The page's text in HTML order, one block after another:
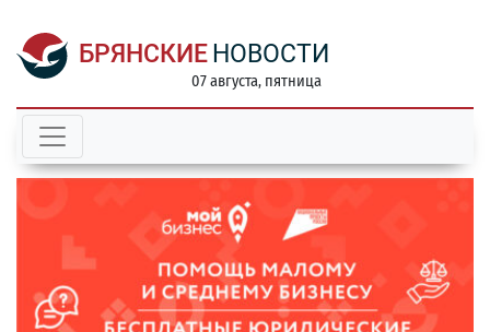
БРЯНСКИЕ НОВОСТИ
07 августа, пятница